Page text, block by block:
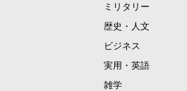
ミリタリー
歴史・人文
ビジネス
実用・英語
雑学